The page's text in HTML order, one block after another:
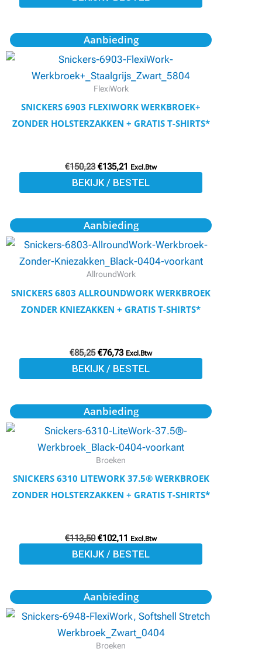
de
productpagina
Aanbieding
FlexiWork
SNICKERS 6903 FLEXIWORK WERKBROEK+
ZONDER HOLSTERZAKKEN + GRATIS T-SHIRTS*
€150,23
Oorspronkelijke
prijs
was:
€150,23.
€135,21
Huidige
prijs
is:
€135,21.
Excl.Btw
BEKIJK / BESTEL
Dit
product
heeft
meerdere
variaties.
Deze
gekozen
worden
de
productpagina
Aanbieding
AllroundWork
SNICKERS 6803 ALLROUNDWORK WERKBROEK
ZONDER KNIEZAKKEN + GRATIS T-SHIRTS*
€85,25
Oorspronkelijke
prijs
was:
€76,73
Huidige
prijs
is:
Excl.Btw
BEKIJK / BESTEL
Dit
product
heeft
meerdere
variaties.
Deze
gekozen
worden
de
productpagina
Aanbieding
Broeken
SNICKERS 6310 LITEWORK 37.5® WERKBROEK
ZONDER HOLSTERZAKKEN + GRATIS T-SHIRTS*
€113,50
Oorspronkelijke
prijs
was:
€113,50.
€102,11
Huidige
prijs
is:
€102,11.
Excl.Btw
BEKIJK / BESTEL
Dit
product
heeft
meerdere
variaties.
Deze
gekozen
worden
de
productpagina
Aanbieding
Broeken
Oorspronkelijke
prijs
was:
€186,25.
Huidige
prijs
is:
€167,25.
Dit
product
meerdere